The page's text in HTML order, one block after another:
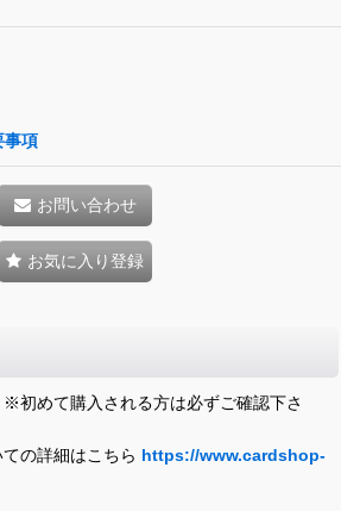
事項
お問い合わせ
お気に入り登録
※初めて購入される方は必ずご確認下さ
の詳細はこちら https://www.cardshop-